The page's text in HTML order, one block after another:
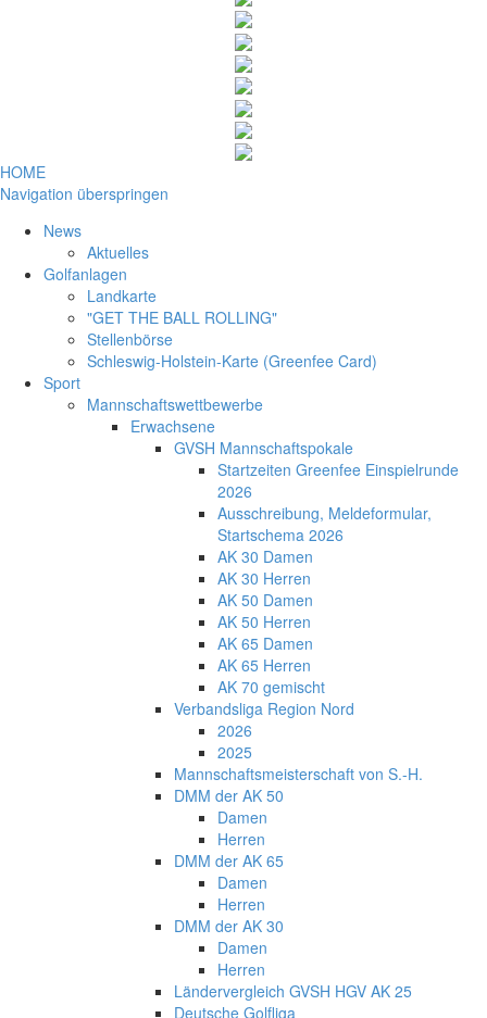
HOME
Navigation überspringen
News
Aktuelles
Golfanlagen
Landkarte
"GET THE BALL ROLLING"
Stellenbörse
Schleswig-Holstein-Karte (Greenfee Card)
Sport
Mannschaftswettbewerbe
Erwachsene
GVSH Mannschaftspokale
Startzeiten Greenfee Einspielrunde
2026
Ausschreibung, Meldeformular,
Startschema 2026
AK 30 Damen
AK 30 Herren
AK 50 Damen
AK 50 Herren
AK 65 Damen
AK 65 Herren
AK 70 gemischt
Verbandsliga Region Nord
2026
2025
Mannschaftsmeisterschaft von S.-H.
DMM der AK 50
Damen
Herren
DMM der AK 65
Damen
Herren
DMM der AK 30
Damen
Herren
Ländervergleich GVSH HGV AK 25
Deutsche Golfliga